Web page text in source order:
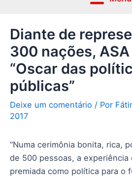
Diante de
300 nações,
“Oscar das
públicas”
Deixe um comentário / Por
2017
“Numa cerimônia bonita, rica,
de 500 pessoas, a experiência
premiada como política para o